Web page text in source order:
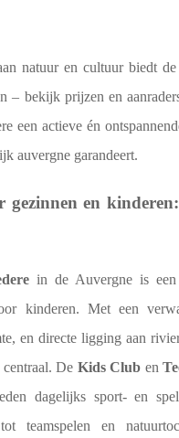
natuur en cultuur biedt
– bekijk prijzen en
een actieve én
auvergne garandeert.
gezinnen en
in de Auvergne is een
kinderen. Met een
en directe ligging aan
De Kids Club en
dagelijks sport- en
teamspelen en